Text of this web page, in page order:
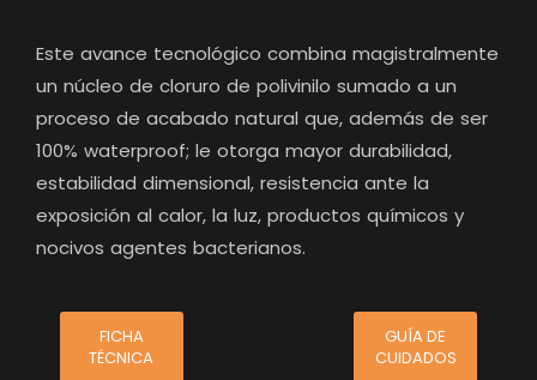
Este avance tecnológico combina magistralmente
un núcleo de cloruro de polivinilo sumado a un
proceso de acabado natural que, además de ser
100% waterproof; le otorga mayor durabilidad,
estabilidad dimensional, resistencia ante la
exposición al calor, la luz, productos químicos y
nocivos agentes bacterianos.
FICHA
TÉCNICA
GUÍA DE
CUIDADOS